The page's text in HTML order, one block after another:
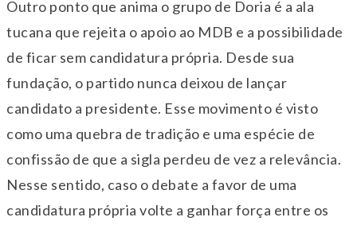
Outro ponto que anima o grupo de Doria é a ala
tucana que rejeita o apoio ao MDB e a possibilidade
de ficar sem candidatura própria. Desde sua
fundação, o partido nunca deixou de lançar
candidato a presidente. Esse movimento é visto
como uma quebra de tradição e uma espécie de
confissão de que a sigla perdeu de vez a relevância.
Nesse sentido, caso o debate a favor de uma
candidatura própria volte a ganhar força entre os